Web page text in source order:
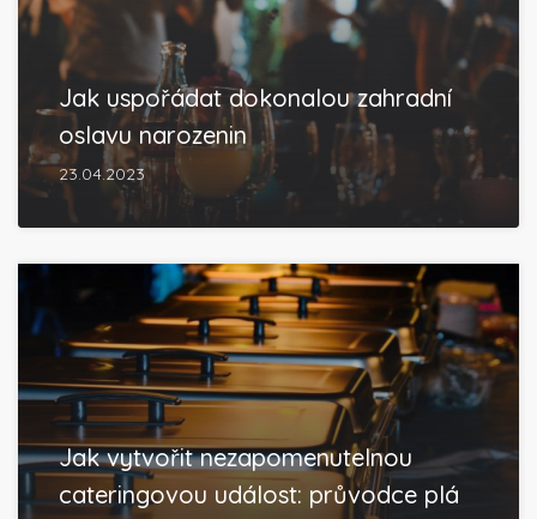
Jak uspořádat dokonalou zahradní
oslavu narozenin
23.04.2023
Jak vytvořit nezapomenutelnou
cateringovou událost: průvodce plá